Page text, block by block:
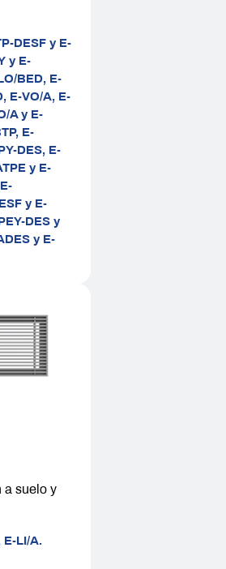
DESF y E-
y E-
BED, E-
E-VO/A, E-
A y E-
E-
DES, E-
y E-
y E-
DES y
y E-
a suelo y
E-LI/A.